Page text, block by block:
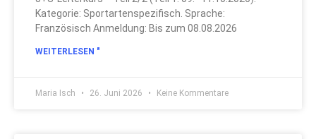
Kategorie: Sportartenspezifisch. Sprache:
Französisch Anmeldung: Bis zum 08.08.2026
WEITERLESEN "
Maria Isch 26. Juni 2026 Keine Kommentare